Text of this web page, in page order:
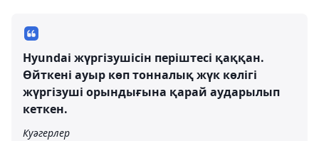
Hyundai жүргізушісін періштесі қаққан.
Өйткені ауыр көп тонналық жүк көлігі
жүргізуші орындығына қарай аударылып
кеткен.
Куәгерлер